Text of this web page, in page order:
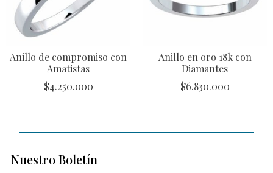
Anillo de compromiso con
Amatistas
$4.250.000
Anillo en oro 18k con
Diamantes
$6.830.000
Nuestro Boletín